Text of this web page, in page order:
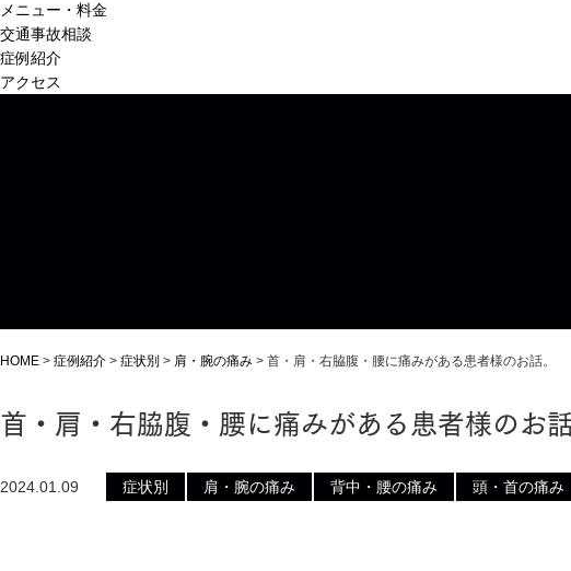
メニュー・料金
交通事故相談
症例紹介
アクセス
HOME > 症例紹介 > 症状別 > 肩・腕の痛み > 首・肩・右脇腹・腰に痛みがある患者様のお話。
首・肩・右脇腹・腰に痛みがある患者様のお話
2024.01.09 症状別 肩・腕の痛み 背中・腰の痛み 頭・首の痛み